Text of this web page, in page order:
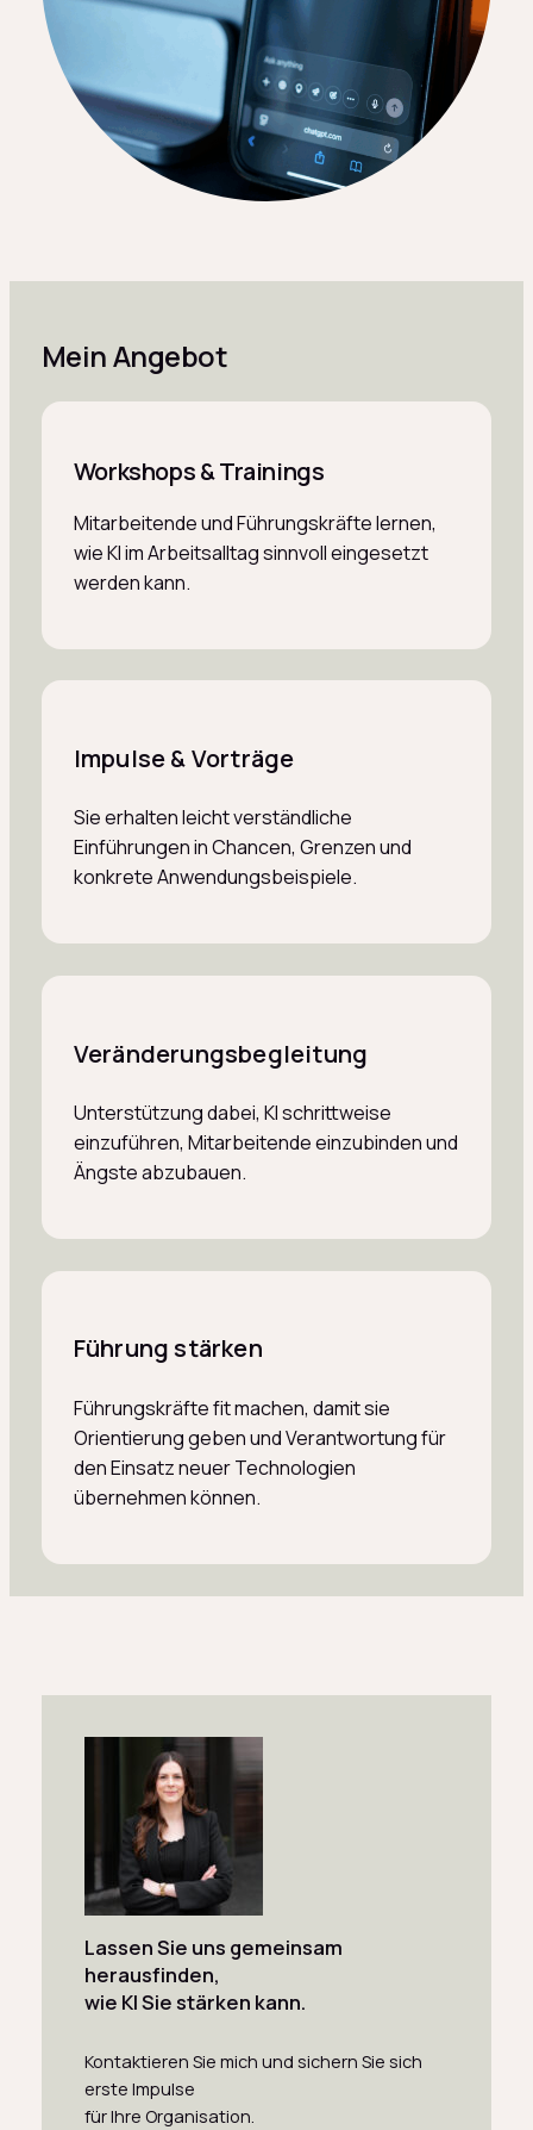
Mein Angebot
Workshops & Trainings
Mitarbeitende und Führungskräfte lernen,
wie KI im Arbeitsalltag sinnvoll eingesetzt
werden kann.
Impulse & Vorträge
Sie erhalten leicht verständliche
Einführungen in Chancen, Grenzen und
konkrete Anwendungsbeispiele.
Veränderungsbegleitung
Unterstützung dabei, KI schrittweise
einzuführen, Mitarbeitende einzubinden und
Ängste abzubauen.
Führung stärken
Führungskräfte fit machen, damit sie
Orientierung geben und Verantwortung für
den Einsatz neuer Technologien
übernehmen können.
Lassen Sie uns gemeinsam
herausfinden,
wie KI Sie stärken kann.
Kontaktieren Sie mich und sichern Sie sich
erste Impulse
für Ihre Organisation.